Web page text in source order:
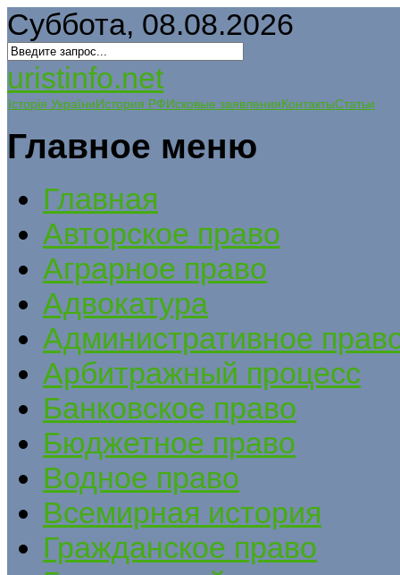
Суббота, 08.08.2026
uristinfo.net
Історія УкраїниИстория РФИсковые заявленияКонтактыСтатьи
Главное меню
Главная
Авторское право
Аграрное право
Адвокатура
Административное
Арбитражный процесс
Банковское право
Бюджетное право
Водное право
Всемирная история
Гражданское право